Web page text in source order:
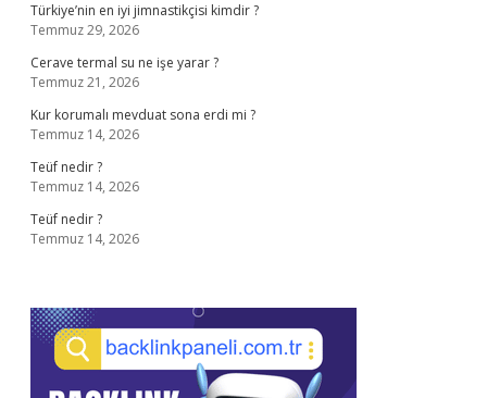
Türkiye’nin en iyi jimnastikçisi kimdir ?
Temmuz 29, 2026
Cerave termal su ne işe yarar ?
Temmuz 21, 2026
Kur korumalı mevduat sona erdi mi ?
Temmuz 14, 2026
Teüf nedir ?
Temmuz 14, 2026
Teüf nedir ?
Temmuz 14, 2026